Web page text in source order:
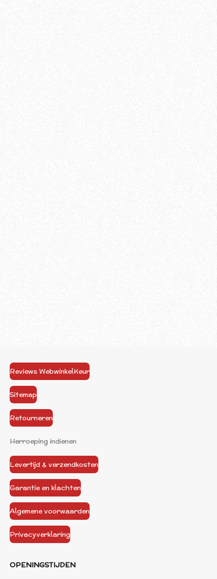
Reviews WebwinkelKeur
Sitemap
Retourneren
Herroeping indienen
Levertijd & verzendkosten
Garantie en klachten
Algemene voorwaarden
Privacyverklaring
OPENINGSTIJDEN